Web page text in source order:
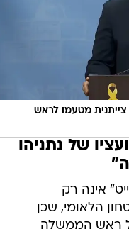
צייתנית מטעמו לראש
של נתניהו
אינה רק
הלאומי, שכן
ראש הממשלה